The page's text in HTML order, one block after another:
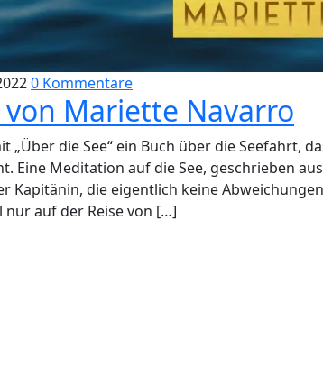
0 Kommentare
von Mariette Navarro
die See“ ein Buch über die Seefahrt,
Eine Meditation auf die See, geschrieben
Kapitänin, die eigentlich keine
auf der Reise von […]